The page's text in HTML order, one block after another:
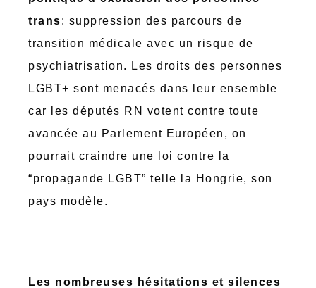
trans: suppression des parcours de
transition médicale avec un risque de
psychiatrisation. Les droits des personnes
LGBT+ sont menacés dans leur ensemble
car les députés RN votent contre toute
avancée au Parlement Européen, on
pourrait craindre une loi contre la
“propagande LGBT” telle la Hongrie, son
pays modèle.
Les nombreuses hésitations et silences